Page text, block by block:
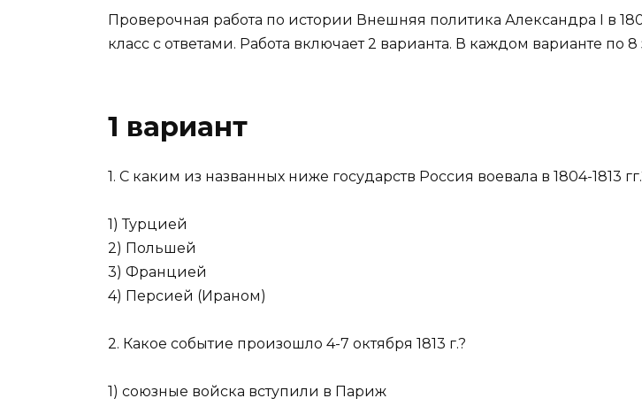
Проверочная работа по истории Внешняя политика Александра I в
класс с ответами. Работа включает 2 варианта. В каждом варианте по
1 вариант
1. С каким из названных ниже государств Россия воевала в 1804-1813
1) Турцией
2) Польшей
3) Францией
4) Персией (Ираном)
2. Какое событие произошло 4-7 октября 1813 г.?
1) союзные войска вступили в Париж